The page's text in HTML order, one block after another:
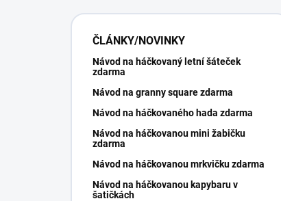
ČLÁNKY/NOVINKY
Návod na háčkovaný letní šáteček
zdarma
Návod na granny square zdarma
Návod na háčkovaného hada zdarma
Návod na háčkovanou mini žabičku
zdarma
Návod na háčkovanou mrkvičku zdarma
Návod na háčkovanou kapybaru v
šatičkách